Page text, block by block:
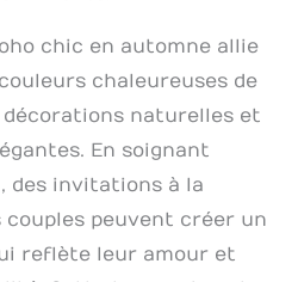
chic en automne allie
chaleureuses de
décorations naturelles et
En soignant
des invitations à la
couples peuvent créer un
reflète leur amour et